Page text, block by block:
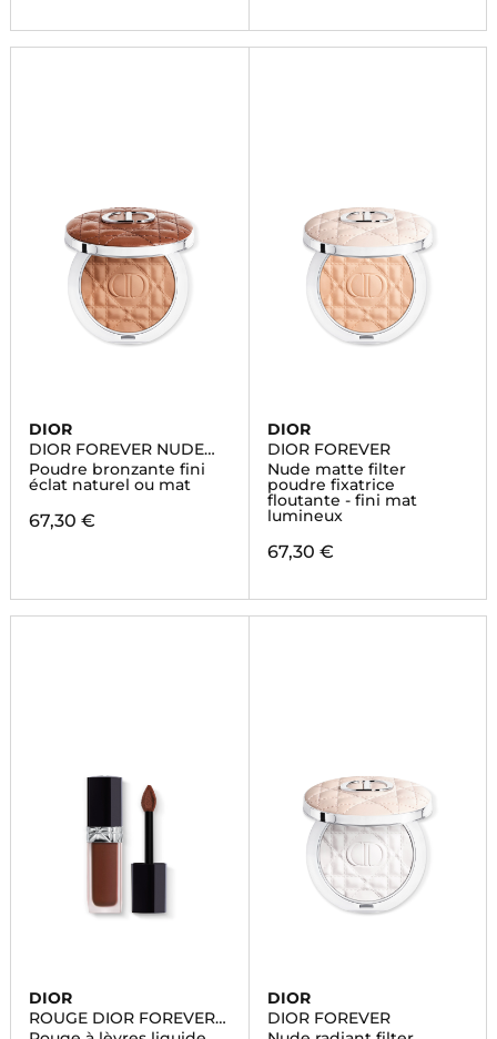
DIOR
DIOR FOREVER NUDE
BRONZE
Poudre bronzante fini
éclat naturel ou mat
67,30 €
DIOR
DIOR FOREVER
Nude matte filter
poudre fixatrice
floutante - fini mat
lumineux
67,30 €
DIOR
ROUGE DIOR FOREVER
LIQUID
DIOR
DIOR FOREVER